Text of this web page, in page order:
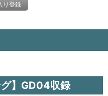
り登録
】GD04収録